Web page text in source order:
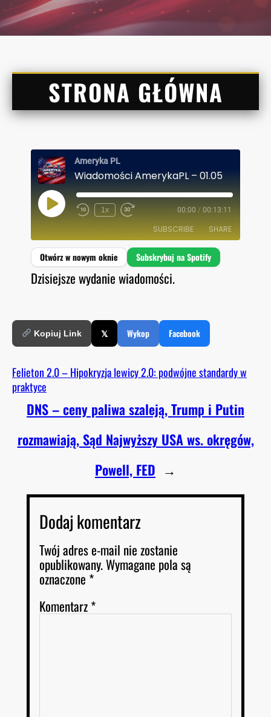
STRONA GŁÓWNA
Ameryka PL
Wiadomości AmerykaPL – 01.05
P
L
P
I
O
1x 00:00 / 00:13:11
SUBSCRIBE SHARE
Spotify
RSS FEED
SHARE
Dzisiejsze wydanie wiadomości.
Kopiuj Link 𝕏 Wykop Facebook
Felieton 2.0 – Hipokryzja lewicy 2.0: podwójne standardy w
praktyce
DNS – ceny paliwa szaleją, Trump i Putin
rozmawiają, Sąd Najwyższy USA ws. okręgów,
Powell, FED →
Dodaj komentarz
Twój adres e-mail nie zostanie
opublikowany.Wymagane pola są
oznaczone *
Komentarz*